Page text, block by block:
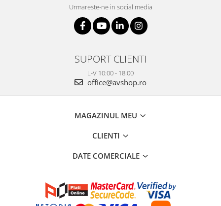
Urmareste-ne in social media
SUPORT CLIENTI
L-V 10:00 - 18:00
office@avshop.ro
MAGAZINUL MEU
CLIENTI
DATE COMERCIALE